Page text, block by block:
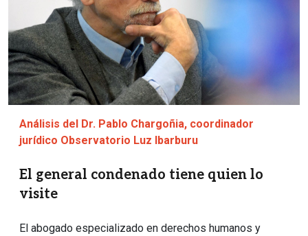
Análisis del Dr. Pablo Chargoñia, coordinador
jurídico Observatorio Luz Ibarburu
El general condenado tiene quien lo
visite
El abogado especializado en derechos humanos y